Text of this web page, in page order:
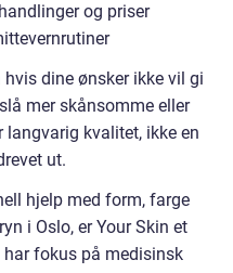
og priser
dine ønsker ikke vil gi
mer skånsomme eller
langvarig kvalitet, ikke en
ut.
hjelp med form, farge
i Oslo, er Your Skin et
fokus på medisinsk